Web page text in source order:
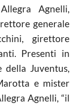
Agnelli,
generale
girettore
Presenti in
della Juventus,
e mister
Agnelli, “il